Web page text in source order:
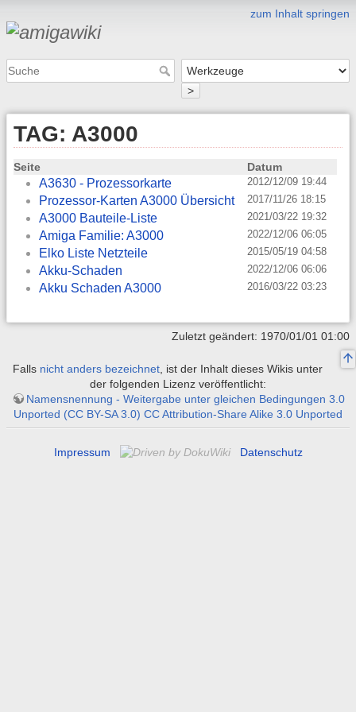
zum Inhalt springen
>
TAG: A3000
Seite Datum
A3630 - Prozessorkarte 2012/12/09 19:44
Prozessor-Karten A3000 Übersicht 2017/11/26 18:15
A3000 Bauteile-Liste 2021/03/22 19:32
Amiga Familie: A3000 2022/12/06 06:05
Elko Liste Netzteile 2015/05/19 04:58
Akku-Schaden 2022/12/06 06:06
Akku Schaden A3000 2016/03/22 03:23
Zuletzt geändert: 1970/01/01 01:00
Falls nicht anders bezeichnet , ist der Inhalt dieses Wikis unter
der folgenden Lizenz veröffentlicht:
Namensnennung - Weitergabe unter gleichen Bedingungen 3.0
Unported (CC BY-SA 3.0) CC Attribution-Share Alike 3.0 Unported
Impressum Datenschutz